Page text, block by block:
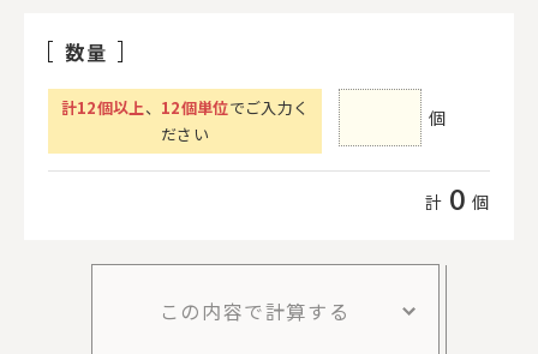
数量
計12個以上、 12個単位でご入力く
ださい
個
計 0 個
この内容で計算する